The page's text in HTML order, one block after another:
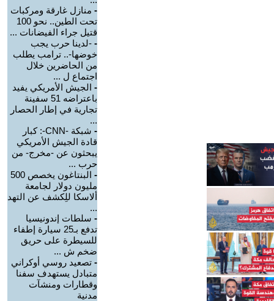
- منازل غارقة ومركبات
تحت الطين.. نحو 100
قتيل جراء الفيضانات ...
- -لدينا حرب يجب
خوضها-.. ترامب يطلب
من الحاضرين خلال
اجتماع ل ...
- الجيش الأمريكي يفيد
باعتراضه 51 سفينة
تجارية في إطار الحصار
...
-
شبكة -CNN-: كبار
قادة الجيش الأمريكي
يبحثون عن -مخرج- من
حرب ...
-
البنتاغون يخصص 500
مليون دولار لجامعة
ألاسكا للِكشف عن التهد
...
- سلطات إندونيسيا
تدفع بـ25 سيارة إطفاء
للسيطرة على حريق
ضخم ش ...
- تصعيد روسي أوكراني
متبادل يستهدف سفنا
وقطارات ومنشآت
مدنية